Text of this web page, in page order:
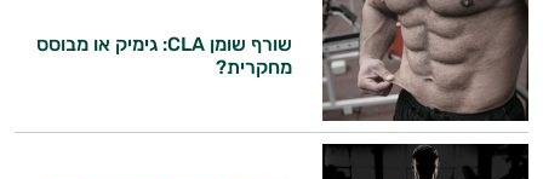
משקאות
לספורטאים
שורף שומן CLA: גימיק או מבוסס
מחקרית?